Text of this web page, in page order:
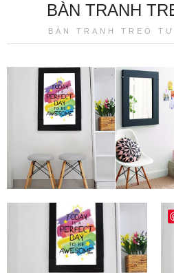
BÀN TRANH
BÀN TRANH TREO